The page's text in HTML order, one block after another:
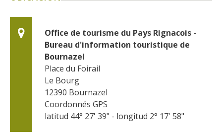
Office de tourisme du Pays Rignacois -
Bureau d'information touristique de
Bournazel
Place du Foirail
Le Bourg
12390 Bournazel
Coordonnés GPS
latitud 44° 27' 39" - longitud 2° 17' 58"